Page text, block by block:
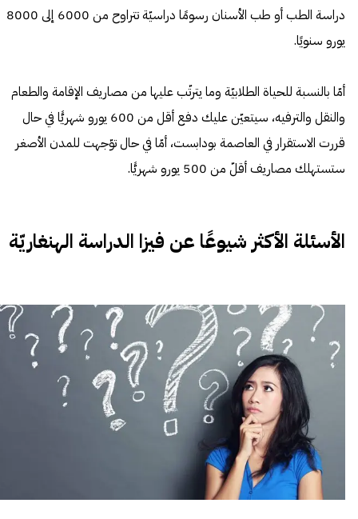
دراسة الطب أو طب الأسنان رسومًا دراسيّة تتراوح من 6000 إلى 8000
يورو سنويًا.
أمّا بالنسبة للحياة الطلابيّة وما يترتّب عليها من مصاريف الإقامة والطعام
والنقل والترفيه، سيتعيّن عليك دفع أقل من 600 يورو شهريًّا في حال
قررت الاستقرار في العاصمة بودابست، أمّا في حال توّجهت للمدن الأصغر
ستستهلك مصاريف أقلّ من 500 يورو شهريًّا.
الأسئلة الأكثر شيوعًا عن فيزا الدراسة الهنغاريّة